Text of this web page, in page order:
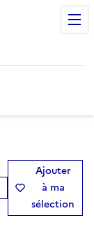
Ajouter
à ma
sélection